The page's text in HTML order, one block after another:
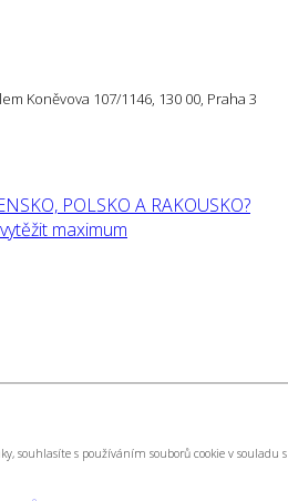
souhlasíte s používáním souborů cookie v souladu s
Koněvova 107/1146, 130 00, Praha 3
POLSKO A RAKOUSKO?
maximum